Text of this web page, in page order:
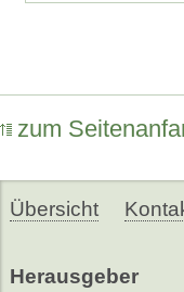
zum
Übersicht
Herausgeber